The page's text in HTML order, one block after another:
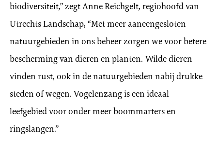
biodiversiteit,” zegt Anne Reichgelt, regiohoofd van
Utrechts Landschap, “Met meer aaneengesloten
natuurgebieden in ons beheer zorgen we voor betere
bescherming van dieren en planten. Wilde dieren
vinden rust, ook in de natuurgebieden nabij drukke
steden of wegen. Vogelenzang is een ideaal
leefgebied voor onder meer boommarters en
ringslangen.”